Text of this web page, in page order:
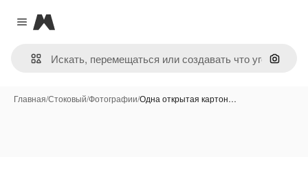
Close menu
Magnific
Поиск
Главная/Стоковый/Фотографии/Одна открытая картон…